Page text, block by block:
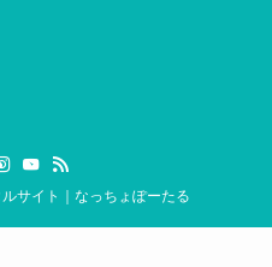
サイト｜なっちょぽーたる